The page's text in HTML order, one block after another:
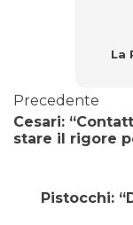
La
Precedente
Cesari:
stare il rigore
Pistocchi: